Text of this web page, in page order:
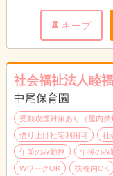
ます
※試
キープ
社会福祉法人睦
中尾保育園
受動喫煙対策あり（屋内禁
借り上げ社宅利用可
社
午前のみ勤務
午後のみ
WワークOK
扶養内OK